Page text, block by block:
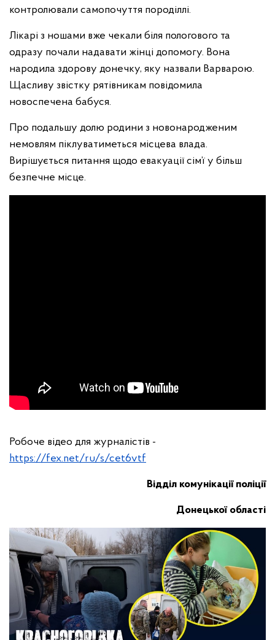
контролювали самопочуття породіллі.
Лікарі з ношами вже чекали біля пологового та
одразу почали надавати жінці допомогу. Вона
народила здорову донечку, яку назвали Варварою.
Щасливу звістку рятівникам повідомила
новоспечена бабуся.
Про подальшу долю родини з новонародженим
немовлям піклуватиметься місцева влада.
Вирішується питання щодо евакуації сім’ї у більш
безпечне місце.
Робоче відео для журналістів -
https://fex.net/ru/s/cet6vtf
Відділ комунікації поліції
Донецької області